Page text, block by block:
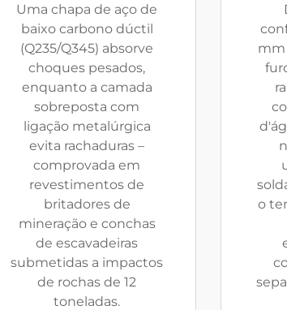
Uma chapa de aço de
baixo carbono dúctil
(Q235/Q345) absorve
choques pesados,
enquanto a camada
sobreposta com
ligação metalúrgica
evita rachaduras –
comprovada em
revestimentos de
britadores de
mineração e conchas
de escavadeiras
submetidas a impactos
de rochas de 12
toneladas.
mm
o